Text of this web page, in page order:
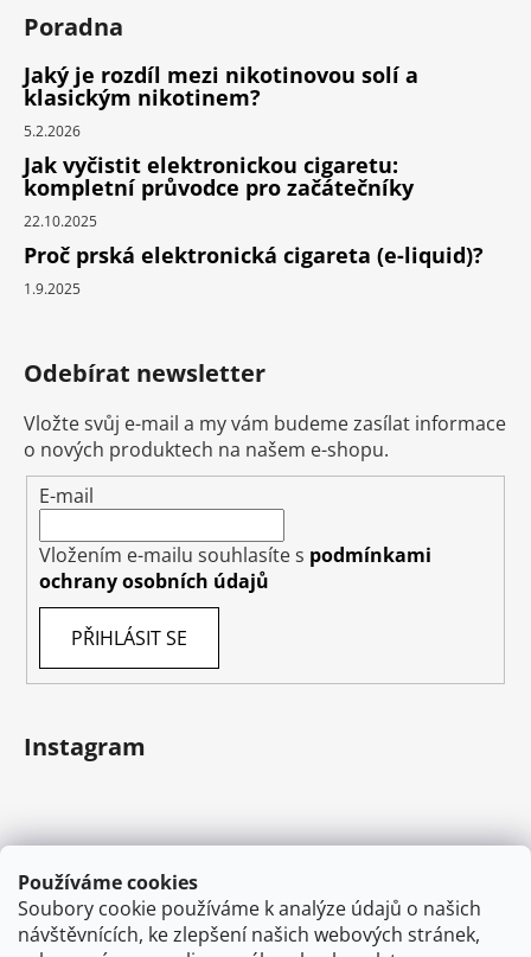
Používáme cookies
Soubory cookie používáme k analýze údajů o našich
návštěvnících, ke zlepšení našich webových stránek,
Poradna
Jaký je rozdíl mezi nikotinovou solí a
klasickým nikotinem?
5.2.2026
Jak vyčistit elektronickou cigaretu:
kompletní průvodce pro začátečníky
22.10.2025
Proč prská elektronická cigareta (e-liquid)?
1.9.2025
Odebírat newsletter
Vložte svůj e-mail a my vám budeme zasílat informace
o nových produktech na našem e-shopu.
E-mail
Vložením e-mailu souhlasíte s podmínkami
ochrany osobních údajů
PŘIHLÁSIT SE
Instagram